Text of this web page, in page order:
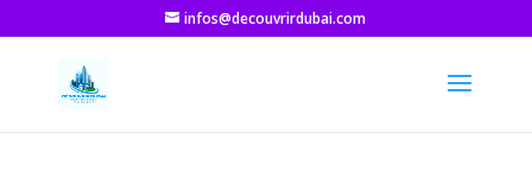
infos@decouvrirdubai.com